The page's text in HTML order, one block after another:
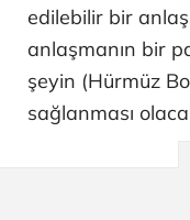
edilebilir bir
anlaşmanın bir
şeyin (Hürmüz
sağlanması